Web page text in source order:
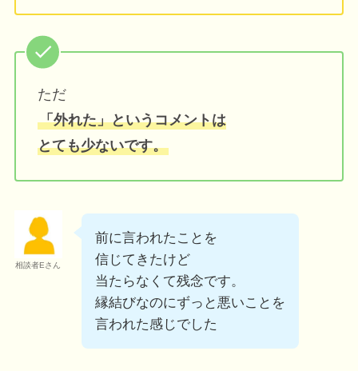
ただ
「外れた」というコメントは
とても少ないです。
相談者Eさん
前に言われたことを
信じてきたけど
当たらなくて残念です。
縁結びなのにずっと悪いことを
言われた感じでした